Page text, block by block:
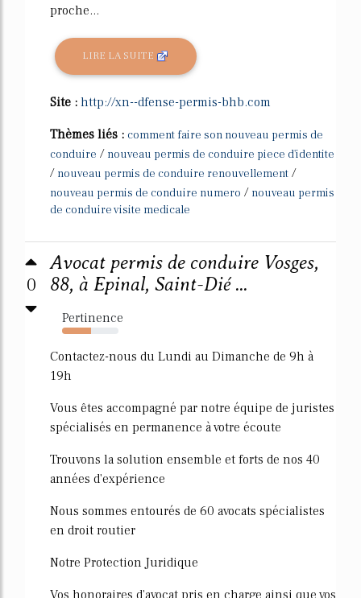
proche...
LIRE LA SUITE
Site : http://xn--dfense-permis-bhb.com
Thèmes liés : comment faire son nouveau permis de
conduire / nouveau permis de conduire piece d'identite
/ nouveau permis de conduire renouvellement /
nouveau permis de conduire numero / nouveau permis
de conduire visite medicale
0
Avocat permis de conduire Vosges,
88, à Epinal, Saint-Dié ...
Pertinence
52%
Contactez-nous du Lundi au Dimanche de 9h à
19h
Vous êtes accompagné par notre équipe de juristes
spécialisés en permanence à votre écoute
Trouvons la solution ensemble et forts de nos 40
années d'expérience
Nous sommes entourés de 60 avocats spécialistes
en droit routier
Notre Protection Juridique
Vos honoraires d'avocat pris en charge ainsi que vos